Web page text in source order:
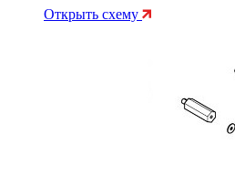
Открыть схему